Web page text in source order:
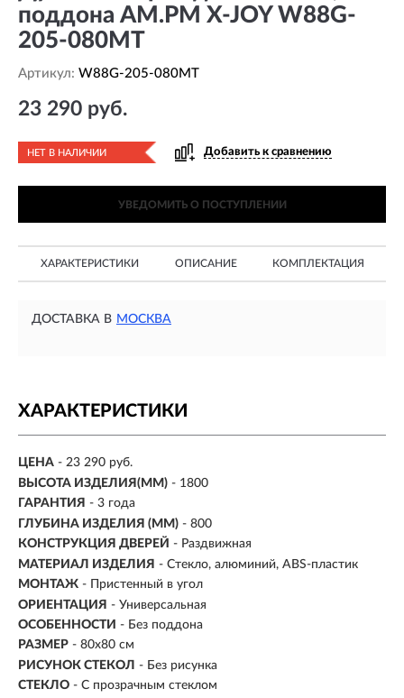
поддона AM.PM X-JOY W88G-
205-080MT
Артикул: W88G-205-080MT
23 290 руб.
НЕТ В НАЛИЧИИ Добавить к сравнению
УВЕДОМИТЬ О ПОСТУПЛЕНИИ
ХАРАКТЕРИСТИКИ ОПИСАНИЕ КОМПЛЕКТАЦИЯ
ДОСТАВКА В МОСКВА
ХАРАКТЕРИСТИКИ
ЦЕНА - 23 290 руб.
ВЫСОТА ИЗДЕЛИЯ(ММ) - 1800
ГАРАНТИЯ - 3 года
ГЛУБИНА ИЗДЕЛИЯ (ММ) - 800
КОНСТРУКЦИЯ ДВЕРЕЙ - Раздвижная
МАТЕРИАЛ ИЗДЕЛИЯ - Стекло, алюминий, ABS-пластик
МОНТАЖ - Пристенный в угол
ОРИЕНТАЦИЯ - Универсальная
ОСОБЕННОСТИ - Без поддона
РАЗМЕР - 80x80 см
РИСУНОК СТЕКОЛ - Без рисунка
СТЕКЛО - С прозрачным стеклом